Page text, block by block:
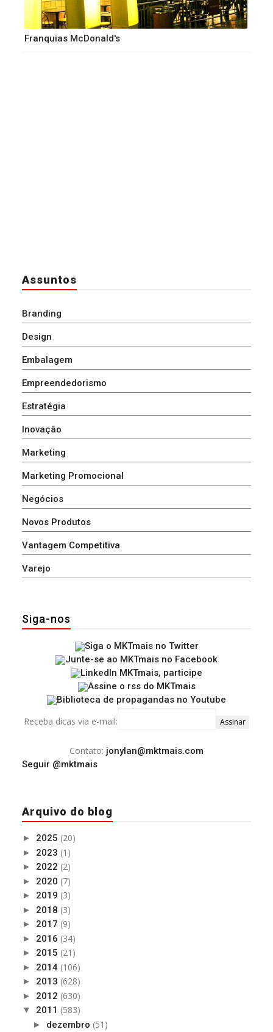
Franquias McDonald's
Assuntos
Branding
Design
Embalagem
Empreendedorismo
Estratégia
Inovação
Marketing
Marketing Promocional
Negócios
Novos Produtos
Vantagem Competitiva
Varejo
Siga-nos
Receba dicas via e-mail:
Contato: jonylan@mktmais.com
Seguir @mktmais
Arquivo do blog
► 2025 (20)
► 2023 (1)
► 2022 (2)
► 2020 (7)
► 2019 (3)
► 2018 (3)
► 2017 (9)
► 2016 (34)
► 2015 (21)
► 2014 (106)
► 2013 (628)
► 2012 (630)
▼ 2011 (583)
► dezembro (51)